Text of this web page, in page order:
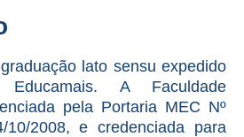
lato sensu expedido
A Faculdade
pela Portaria MEC Nº
10/2008, e credenciada para